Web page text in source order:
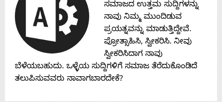
Contact
Us
ಸಮಾಜದ ಉತ್ತಮ ಸುದ್ದಿಗಳನ್ನು
ನಾವು ನಿಮ್ಮ ಮುಂದಿಡುವ
ಪ್ರಯತ್ನವನ್ನು ಮಾಡುತ್ತಿದ್ದೇವೆ.
ಪ್ರೋತ್ಸಾಹಿಸಿ, ಸ್ವೀಕರಿಸಿ. ನೀವು
ಸ್ವೀಕರಿಸಿದಾಗ ನಾವು
ಬೆಳೆಯಬಹುದು. ಒಳ್ಳೆಯ ಸುದ್ದಿಗಳಿಗೆ ಸಮಾಜ ತೆರೆದುಕೊಂಡಿದೆ
ತಲುಪಿಸುವವರು ನಾವಾಗಬಾರದೇಕೆ?